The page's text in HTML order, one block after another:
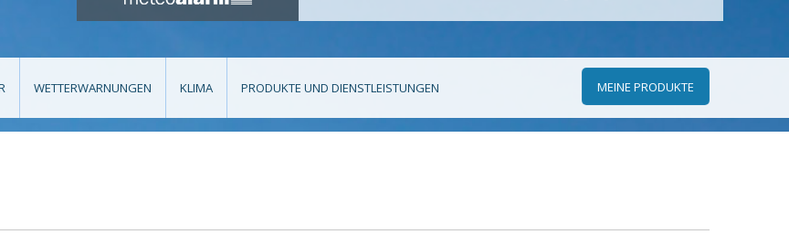
WETTERWARNUNGEN KLIMA PRODUKTE UND DIENSTLEISTUNGEN MEINE PRODUKTE